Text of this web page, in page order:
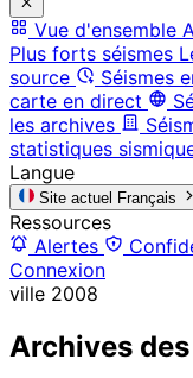
Vue d'ensemble
Plus forts séismes
source
Séismes
carte en direct
les archives
statistiques
Langue
Site actuel Français
Ressources
Alertes
Connexion
ville 2008
Archives